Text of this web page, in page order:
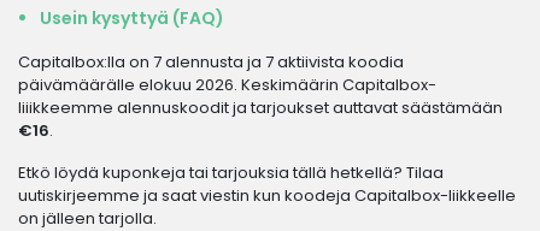
Usein kysyttyä (FAQ)
Capitalbox:lla on 7 alennusta ja 7 aktiivista koodia
päivämäärälle elokuu 2026. Keskimäärin Capitalbox-
liiikkeemme alennuskoodit ja tarjoukset auttavat säästämään
€16.
Etkö löydä kuponkeja tai tarjouksia tällä hetkellä? Tilaa
uutiskirjeemme ja saat viestin kun koodeja Capitalbox-liikkeelle
on jälleen tarjolla.